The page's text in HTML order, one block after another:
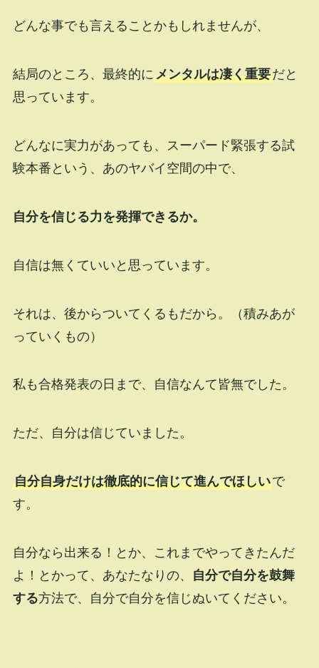
どんな事でも言えることかもしれませんが、
結局のところ、最終的にメンタルは凄く重要だと
思っています。
どんなに実力があっても、スーパード緊張する試
験本番という、あのヤバイ空間の中で、
自分を信じる力を発揮できるか。
自信は無くていいと思っています。
それは、後からついてくるもだから。（積みあが
っていくもの）
私も合格発表の日まで、自信なんて皆無でした。
ただ、自分は信じていました。
自分自身だけは徹底的に信じて進んでほしいで
す。
自分なら出来る！とか、これまでやってきたんだ
よ！とかって、あなたなりの、
自分で自分を鼓舞
する方法で、自分で自分を信じぬいてください。